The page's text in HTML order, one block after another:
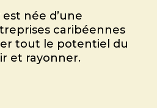
née d’une
caribéennes
tout le potentiel du
et rayonner.